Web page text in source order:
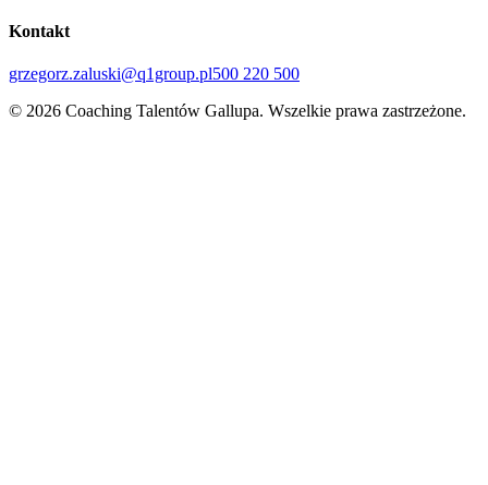
Kontakt
grzegorz.zaluski@q1group.pl500 220 500
© 2026 Coaching Talentów Gallupa. Wszelkie prawa zastrzeżone.